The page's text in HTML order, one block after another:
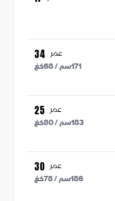
عمر 34
171سم /68كغ
عمر 25
183سم /80كغ
عمر 30
186سم /78كغ